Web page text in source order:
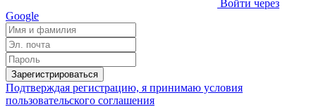
Войти через
Google
Зарегистрироваться
Подтверждая регистрацию, я принимаю условия
пользовательского соглашения